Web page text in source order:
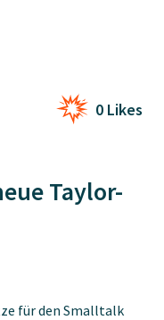
0 Likes
Taylor-
für den Smalltalk